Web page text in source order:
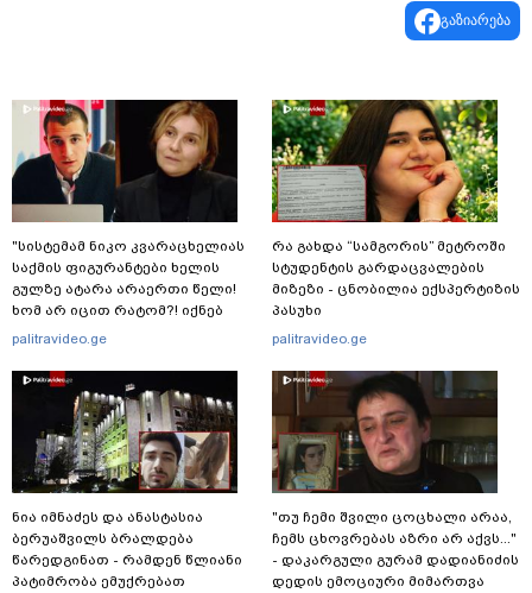
გაზიარება
"სისტემამ ნიკო კვარაცხელიას
საქმის ფიგურანტები ხელის
გულზე ატარა არაერთი წელი!
ხომ არ იცით რატომ?! იქნებ
იმიტომ რომ თავად
კვარაცხელიას დედა
განცხადებას ავრცელებს
palitravideo.ge
ნია იმნაძეს და ანასტასია
ბერუაშვილს ბრალდება
წარედგინათ - რამდენ წლიანი
პატიმრობა ემუქრებათ
რა გახდა “სამგორის” მეტროში
სტუდენტის გარდაცვალების
მიზეზი - ცნობილია ექსპერტიზის
პასუხი
palitravideo.ge
"თუ ჩემი შვილი ცოცხალი არაა,
ჩემს ცხოვრებას აზრი არ აქვს..."
- დაკარგული გურამ დადიანიძის
დედის ემოციური მიმართვა